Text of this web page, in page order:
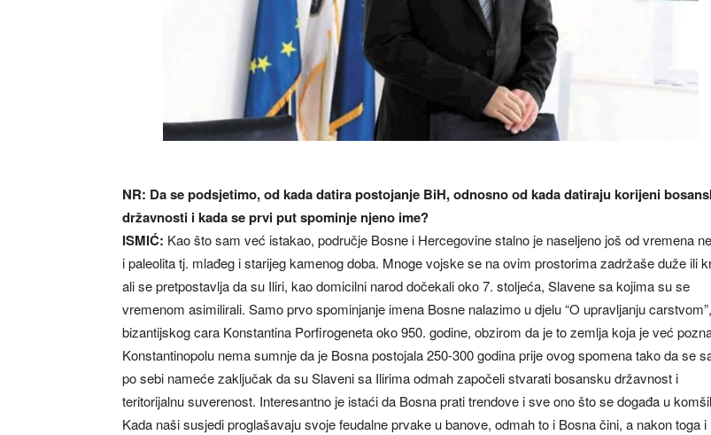
NR: Da se podsjetimo, od kada datira postojanje BiH, odnosno od kada datiraju korijeni
državnosti i kada se prvi put spominje njeno ime?
ISMIĆ: Kao što sam već istakao, područje Bosne i Hercegovine stalno je naseljeno još od vremena
i paleolita tj. mlađeg i starijeg kamenog doba. Mnoge vojske se na ovim prostorima zadržaše duže ili
ali se pretpostavlja da su Iliri, kao domicilni narod dočekali oko 7. stoljeća, Slavene sa kojima su se
vremenom asimilirali. Samo prvo spominjanje imena Bosne nalazimo u djelu “O upravljanju carstvom”,
bizantijskog cara Konstantina Porfirogeneta oko 950. godine, obzirom da je to zemlja koja je već
Konstantinopolu nema sumnje da je Bosna postojala 250-300 godina prije ovog spomena tako da se
po sebi nameće zaključak da su Slaveni sa Ilirima odmah započeli stvarati bosansku državnost i
teritorijalnu suverenost. Interesantno je istaći da Bosna prati trendove i sve ono što se događa u
Kada naši susjedi proglašavaju svoje feudalne prvake u banove, odmah to i Bosna čini, a nakon toga i